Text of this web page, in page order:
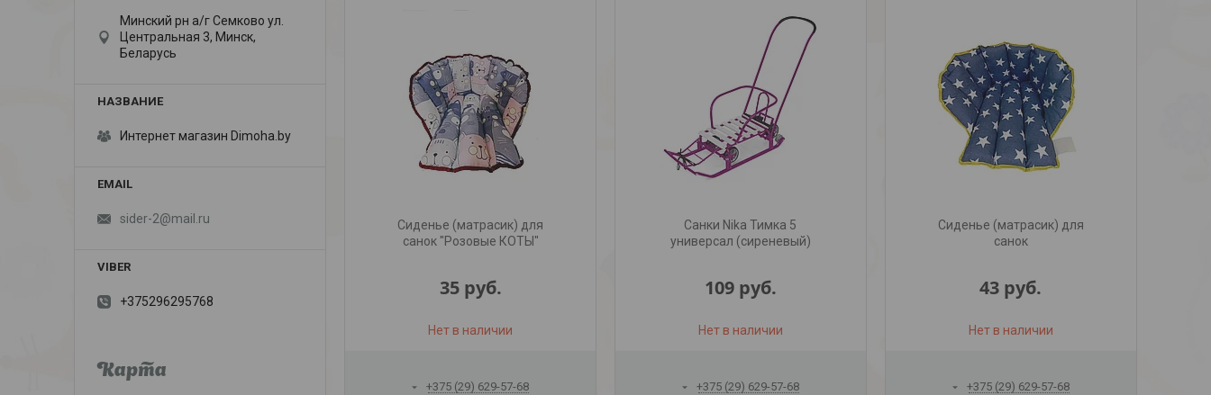
Сиденье (матрасик) для
санок "Розовые КОТЫ"
35 руб.
Нет в наличии
+375 (29) 629-57-68
Санки Nika Тимка 5
универсал (сиреневый)
109 руб.
Нет в наличии
+375 (29) 629-57-68
Сиденье (матрасик) для
санок
43 руб.
Нет в наличии
+375 (29) 629-57-68
Минский рн а/г Семково ул.
Центральная 3, Минск,
Беларусь
Интернет магазин Dimoha.by
sider-2@mail.ru
+375296295768
Карта